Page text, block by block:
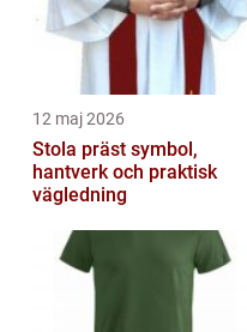
12 maj 2026
Stola präst symbol,
hantverk och praktisk
vägledning